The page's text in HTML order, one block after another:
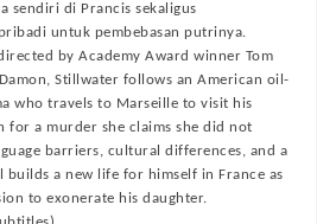
sendiri di Prancis sekaligus
untuk pembebasan putrinya.
by Academy Award winner Tom
Stillwater follows an American oil-
who travels to Marseille to visit his
for a murder she claims she did not
barriers, cultural differences, and a
builds a new life for himself in France as
to exonerate his daughter.